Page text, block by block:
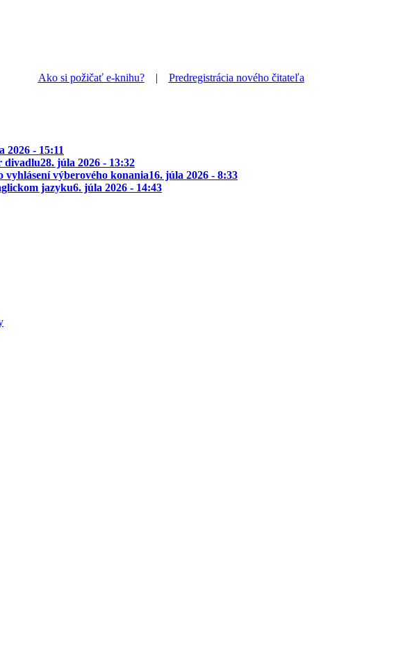
Ako si požičať e-knihu?| Predregistrácia nového čitateľa
2026 - 15:11
divadlu28. júla 2026 - 13:32
vyhlásení výberového konania16. júla 2026 - 8:33
jazyku6. júla 2026 - 14:43